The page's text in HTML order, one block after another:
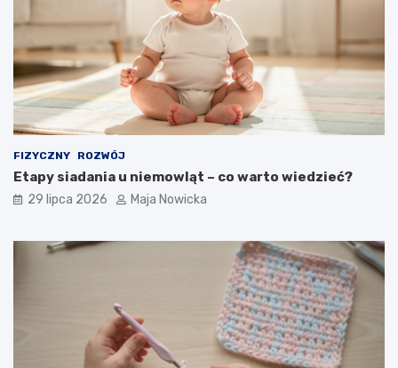
FIZYCZNY ROZWÓJ
Etapy siadania u niemowląt – co warto wiedzieć?
29 lipca 2026 Maja Nowicka